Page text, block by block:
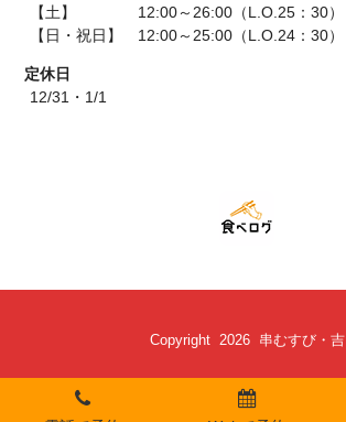
【土】 12:00～26:00（L.O.25：30）
【日・祝日】 12:00～25:00（L.O.24：30）
定休日
12/31・1/1
Copyright 2026 串むすび・吉